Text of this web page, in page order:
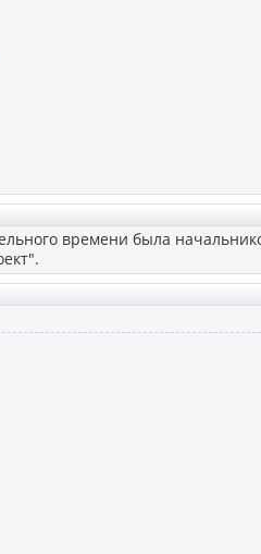
времени была